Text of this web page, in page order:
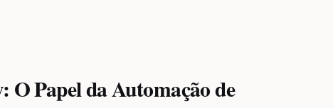
O Papel da Automação de